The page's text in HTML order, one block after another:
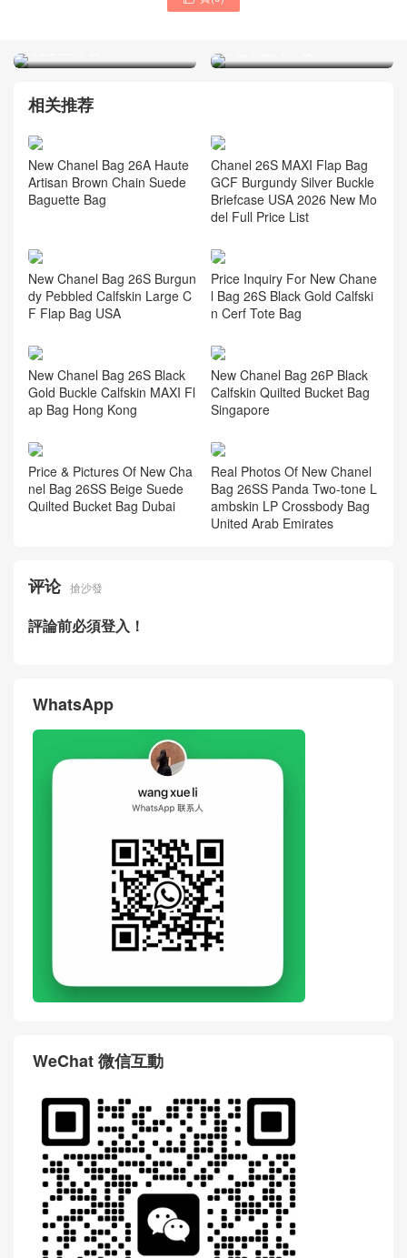
香奈兒包包Singapore官方
CHANEL女士包香港專櫃網
相关推荐
New Chanel Bag 26A Haute
Artisan Brown Chain Suede
Baguette Bag
Chanel 26S MAXI Flap Bag
GCF Burgundy Silver Buckle
Briefcase USA 2026 New Mo
del Full Price List
New Chanel Bag 26S Burgun
dy Pebbled Calfskin Large C
F Flap Bag USA
Price Inquiry For New Chane
l Bag 26S Black Gold Calfski
n Cerf Tote Bag
New Chanel Bag 26S Black
Gold Buckle Calfskin MAXI Fl
ap Bag Hong Kong
New Chanel Bag 26P Black
Calfskin Quilted Bucket Bag
Singapore
Price & Pictures Of New Cha
nel Bag 26SS Beige Suede
Quilted Bucket Bag Dubai
Real Photos Of New Chanel
Bag 26SS Panda Two-tone L
ambskin LP Crossbody Bag
United Arab Emirates
评论 搶沙發
評論前必須登入！
WhatsApp
WeChat 微信互動